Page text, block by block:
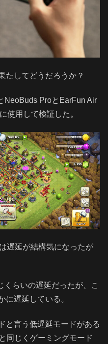
たしてどうだろうか？
NeoBuds ProとEarFun Air
使用して検証した。
遅延が結構気になったが
くらいの遅延だったが、こ
に遅延している。
と言う低遅延モードがある
同じくゲーミングモード